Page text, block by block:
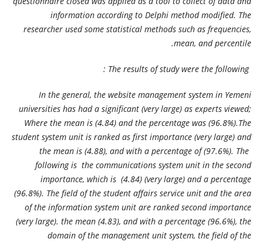
information according to Delphi method modified. The
researcher used some statistical methods such as frequencies,
mean, and percentile.
The results of study were the following :
In the general, the website management system in Yemeni
universities has had a significant (very large) as experts viewed;
Where the mean is (4.84) ​​and the percentage was (96.8%).The
student system unit is ranked as first importance (very large) and
the mean is (4.88), and with a percentage of (97.6%). The
following is the communications system unit in the second
importance, which is (4.84) (very large) ​​and a percentage
(96.8%). The field of the student affairs service unit and the area
of ​​the information system unit are ranked second importance
(very large). the mean (4.83), and with a percentage (96.6%), the
domain of the management unit system, the field of ​​the